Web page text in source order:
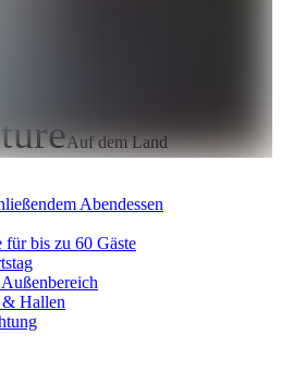
Auf dem Land
Abendessen
für bis zu 60 Gäste
& Hallen